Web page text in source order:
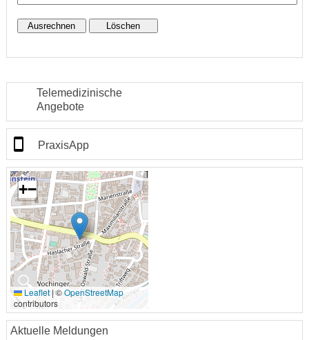
Telemedizinische
Angebote
PraxisApp
🔍
+−
Leaflet|©OpenStreetMap
contributors
Aktuelle Meldungen